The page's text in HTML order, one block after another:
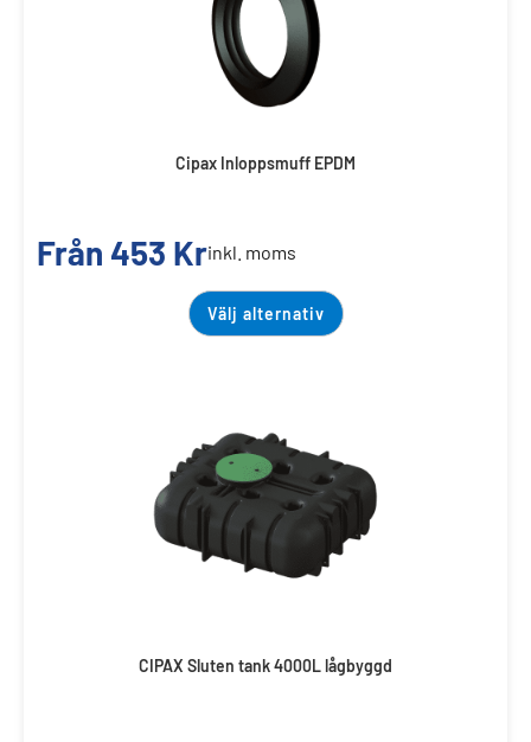
Cipax Inloppsmuff EPDM
Från 453 Krinkl. moms
Välj alternativ
CIPAX Sluten tank 4000L lågbyggd